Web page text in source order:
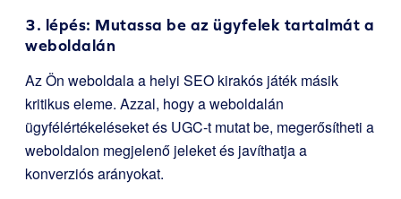
3. lépés: Mutassa be az ügyfelek tartalmát a
weboldalán
Az Ön weboldala a helyi SEO kirakós játék másik
kritikus eleme. Azzal, hogy a weboldalán
ügyfélértékeléseket és UGC-t mutat be, megerősítheti a
weboldalon megjelenő jeleket és javíthatja a
konverziós arányokat.